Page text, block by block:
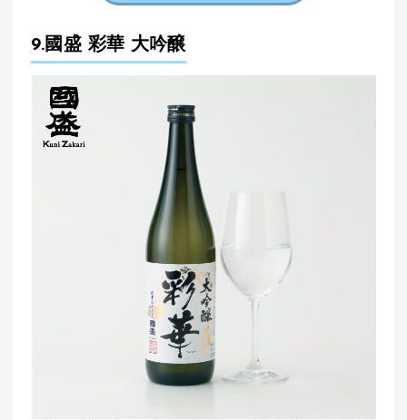
9.國盛 彩華 大吟醸